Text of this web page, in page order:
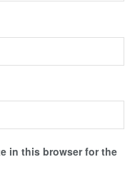
in this browser for the